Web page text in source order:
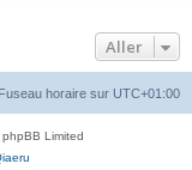
Aller
Fuseau horaire sur UTC+01:00
Limited